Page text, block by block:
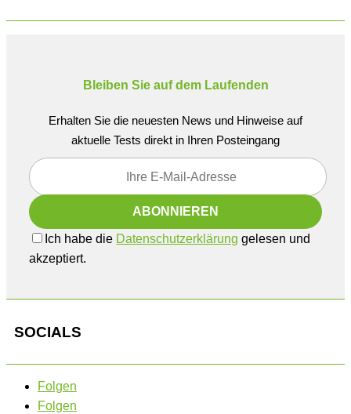
Bleiben Sie auf dem Laufenden
Erhalten Sie die neuesten News und Hinweise auf
aktuelle Tests direkt in Ihren Posteingang
Ich habe die Datenschutzerklärung gelesen und
akzeptiert.
SOCIALS
Folgen
Folgen